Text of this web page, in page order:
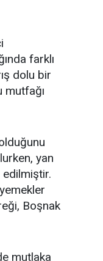
farklı
dolu bir
yan
edilmiştir.
Boşnak
mutlaka